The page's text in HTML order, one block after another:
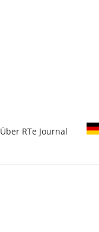
Über RTe Journal